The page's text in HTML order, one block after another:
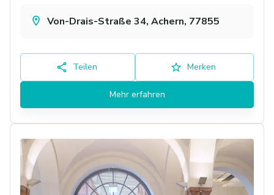
Von-Drais-Straße 34, Achern, 77855
Teilen Merken
Mehr erfahren